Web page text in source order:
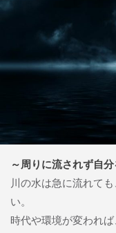
～周りに流されず自
川の水は急に流れて
い。
時代や環境が変われ